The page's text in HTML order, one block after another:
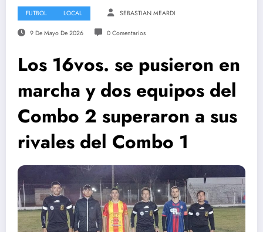
FUTBOL LOCAL SEBASTIAN MEARDI
9 De Mayo De 2026 0 Comentarios
Los 16vos. se pusieron en
marcha y dos equipos del
Combo 2 superaron a sus
rivales del Combo 1